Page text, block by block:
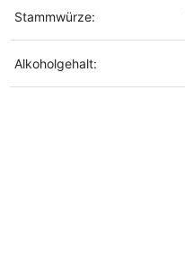
Stammwürze:
Alkoholgehalt: